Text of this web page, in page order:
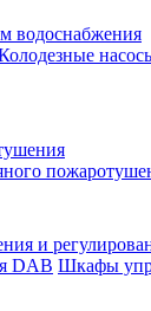
водоснабжения
и
DAB Шкафы